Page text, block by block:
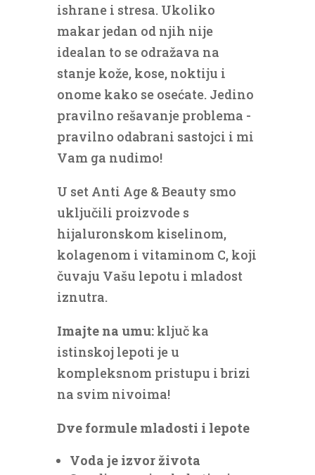
ishrane i stresa. Ukoliko
makar jedan od njih nije
idealan to se odražava na
stanje kože, kose, noktiju i
onome kako se osećate. Jedino
pravilno rešavanje problema -
pravilno odabrani sastojci i mi
Vam ga nudimo!
U set Anti Age & Beauty smo
uključili proizvode s
hijaluronskom kiselinom,
kolagenom i vitaminom C, koji
čuvaju Vašu lepotu i mladost
iznutra.
Imajte na umu:ključ ka
istinskoj lepoti je u
kompleksnom pristupu i brizi
na svim nivoima!
Dve formule mladosti i lepote
Voda je izvor života